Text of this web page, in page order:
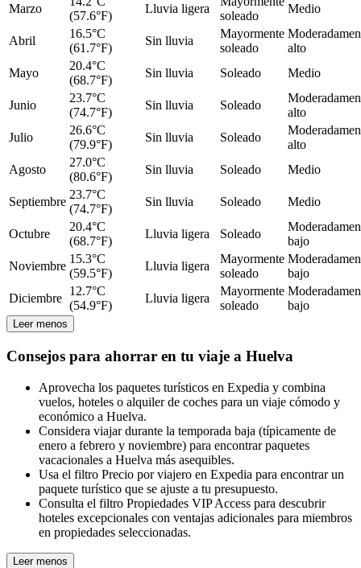
Marzo
(57.6°F)
Lluvia ligera
soleado
Medio
Abril
16.5°C
(61.7°F)
Sin lluvia
Mayormente
soleado
alto
Mayo
20.4°C
(68.7°F)
Sin lluvia Soleado Medio
Junio
23.7°C
(74.7°F)
Sin lluvia Soleado
alto
Julio
26.6°C
(79.9°F)
Sin lluvia Soleado
alto
Agosto
27.0°C
(80.6°F)
Sin lluvia Soleado Medio
Septiembre
23.7°C
(74.7°F)
Sin lluvia Soleado Medio
Octubre
20.4°C
(68.7°F)
Lluvia ligera Soleado
bajo
Noviembre
15.3°C
(59.5°F)
Lluvia ligera
Mayormente
soleado
bajo
Diciembre
12.7°C
(54.9°F)
Lluvia ligera
Mayormente
soleado
bajo
Leer menos
Consejos para ahorrar en tu viaje a Huelva
Aprovecha los paquetes turísticos en Expedia y combina
vuelos, hoteles o alquiler de coches para un viaje cómodo y
económico a Huelva.
Considera viajar durante la temporada baja (típicamente de
enero a febrero y noviembre) para encontrar paquetes
vacacionales a Huelva más asequibles.
Usa el filtro Precio por viajero en Expedia para encontrar un
paquete turístico que se ajuste a tu presupuesto.
Consulta el filtro Propiedades VIP Access para descubrir
hoteles excepcionales con ventajas adicionales para miembros
en propiedades seleccionadas.
Leer menos